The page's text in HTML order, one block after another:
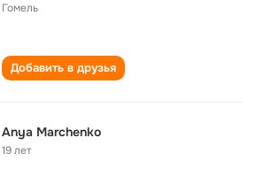
Гомель
Добавить в друзья
Anya Marchenko
19 лет